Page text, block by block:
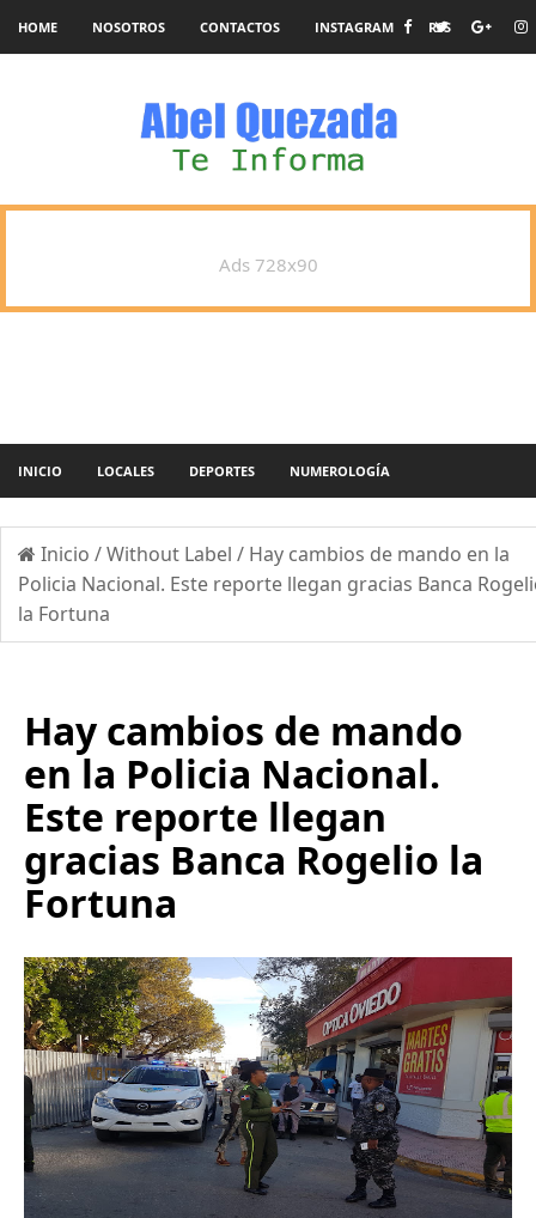
HOME NOSOTROS CONTACTOS INSTAGRAM RSS
Ads 728x90
INICIO LOCALES DEPORTES NUMEROLOGÍA
Inicio /Without Label / Hay cambios de mando en la
Policia Nacional. Este reporte llegan gracias Banca
la Fortuna
Hay cambios de mando
en la Policia Nacional.
Este reporte llegan
gracias Banca Rogelio la
Fortuna